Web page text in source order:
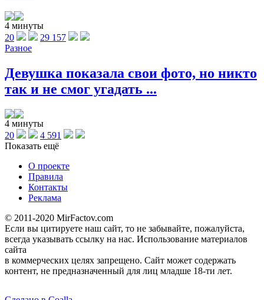
4 минуты
20
29 157
Разное
Девушка показала свои фото, но никто
так и не смог угадать ...
4 минуты
20
4 591
Показать ещё
О проекте
Правила
Контакты
Реклама
© 2011-2020 MirFactov.com
Если вы цитируете наш сайт, то не забывайте, пожалуйста,
всегда указывать ссылку на нас. Использование материалов
сайта
в коммерческих целях запрещено. Сайт может содержать
контент, не предназначенный для лиц младше 18-ти лет.